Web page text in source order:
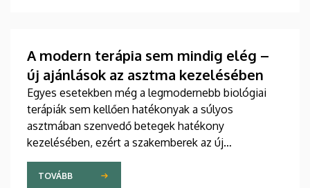
A modern terápia sem mindig elég –
új ajánlások az asztma kezelésében
Egyes esetekben még a legmodernebb biológiai
terápiák sem kellően hatékonyak a súlyos
asztmában szenvedő betegek hatékony
kezelésében, ezért a szakemberek az új
gyógyszerek kifejlesztésére irányuló kutatások
felgyorsítását sürgetik. A témában a közelmúltban
TOVÁBB